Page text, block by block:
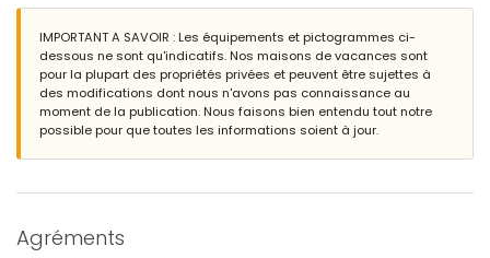
piscine commune
jardin commun avec pelouse
aire de jeux
2 terrasses
espace de vie extérieur et espace de repas extérieur
place de parking privée et fermée
terrasse sur le toit
Informations supplémentaires
plage la plus proche à moins de 100 mètres de la maison
IMPORTANT A SAVOIR : Les équipements et pictogrammes ci-
dessous ne sont qu'indicatifs. Nos maisons de vacances sont
pour la plupart des propriétés privées et peuvent être sujettes à
des modifications dont nous n'avons pas connaissance au
moment de la publication. Nous faisons bien entendu tout notre
possible pour que toutes les informations soient à jour.
Agréments